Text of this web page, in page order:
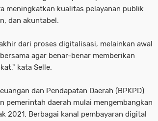
meningkatkan kualitas pelayanan publik
dan akuntabel.
dari proses digitalisasi, melainkan awal
agar benar-benar memberikan
kata Selle.
dan Pendapatan Daerah (BPKPD)
pemerintah daerah mulai mengembangkan
2021. Berbagai kanal pembayaran digital